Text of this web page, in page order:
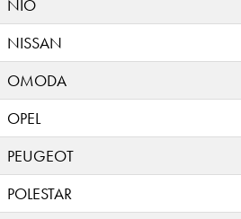
NIO
NISSAN
OMODA
OPEL
PEUGEOT
POLESTAR